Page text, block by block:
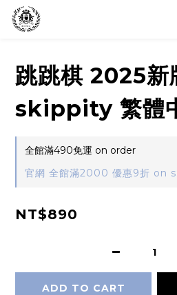
跳跳棋 2025新
skippity 繁體
全館滿490免運 on order
官網 全館滿2000 優惠9折
NT$890
ADD TO CART